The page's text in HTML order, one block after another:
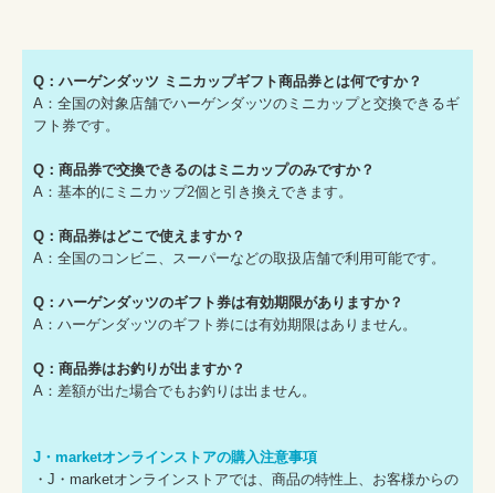
Q：ハーゲンダッツ ミニカップギフト商品券とは何ですか？
A：全国の対象店舗でハーゲンダッツのミニカップと交換できるギ
フト券です。
Q：商品券で交換できるのはミニカップのみですか？
A：基本的にミニカップ2個と引き換えできます。
Q：商品券はどこで使えますか？
A：全国のコンビニ、スーパーなどの取扱店舗で利用可能です。
Q：ハーゲンダッツのギフト券は有効期限がありますか？
A：ハーゲンダッツのギフト券には有効期限はありません。
Q：商品券はお釣りが出ますか？
A：差額が出た場合でもお釣りは出ません。
J・marketオンラインストアの購入注意事項
・J・marketオンラインストアでは、商品の特性上、お客様からの